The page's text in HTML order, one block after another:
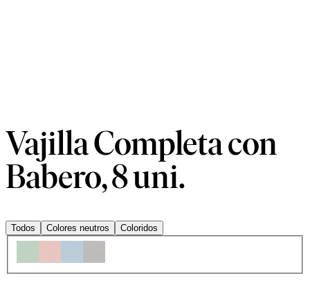
Vajilla Completa con
Babero, 8 uni.
Todos Colores neutros Coloridos